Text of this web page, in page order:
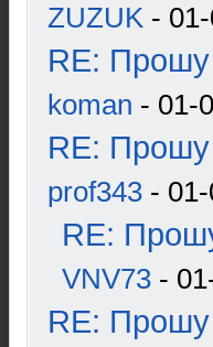
ZUZUK -
RE:
koman - 01-
RE:
prof343 -
RE:
VNV73 -
RE: